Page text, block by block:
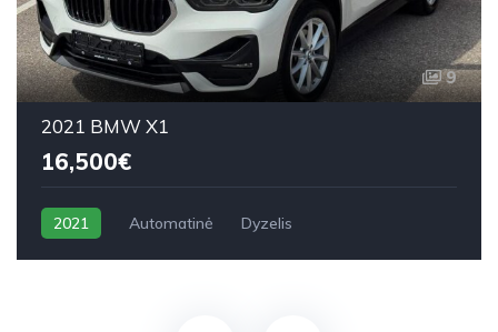
9
2021 BMW X1
16,500€
2021 Automatinė Dyzelis